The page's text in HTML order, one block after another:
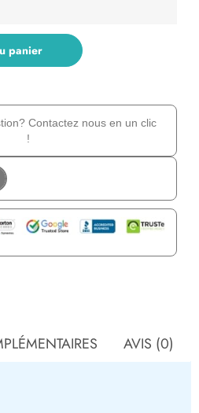
panier
Contactez nous en un clic
!
AVIS (0)